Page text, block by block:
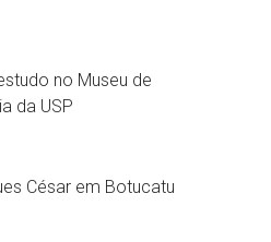
no Museu de
da USP
César em Botucatu